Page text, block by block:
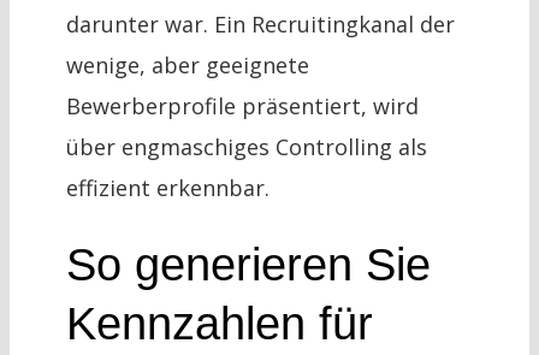
darunter war. Ein Recruitingkanal der
wenige, aber geeignete
Bewerberprofile präsentiert, wird
über engmaschiges Controlling als
effizient erkennbar.
So generieren Sie
Kennzahlen für